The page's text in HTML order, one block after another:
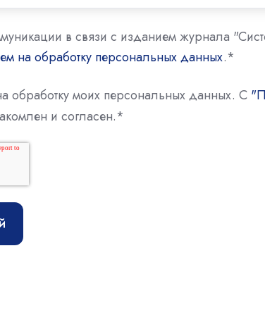
в связи с изданием журнала
на обработку персональных данных.*
обработку моих персональных данных. С
и согласен.*